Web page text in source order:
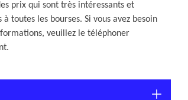
prix qui sont très intéressants et
à toutes les bourses. Si vous avez besoin
veuillez le téléphoner